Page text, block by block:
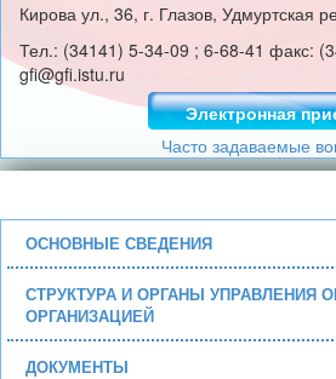
Кирова ул., 36, г. Глазов, Удмуртская
Тел.: (34141) 5-34-09 ; 6-68-41 факс:
gfi@gfi.istu.ru
Электронная
Часто задаваемые
ОСНОВНЫЕ СВЕДЕНИЯ
СТРУКТУРА И ОРГАНЫ УПРАВЛЕНИЯ
ОРГАНИЗАЦИЕЙ
ДОКУМЕНТЫ